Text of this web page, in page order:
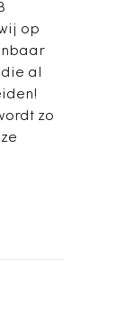
op
al
zo